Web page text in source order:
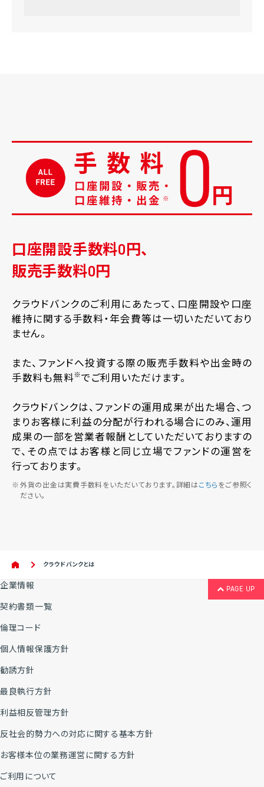
口座開設手数料0円、
販売手数料0円
クラウドバンクのご利用にあたって、口座開設や口座
維持に関する手数料・年会費等は一切いただいており
ません。
また、ファンドへ投資する際の販売手数料や出金時の
手数料も無料※でご利用いただけます。
クラウドバンクは、ファンドの運用成果が出た場合、つ
まりお客様に利益の分配が行われる場合にのみ、運用
成果の一部を営業者報酬としていただいておりますの
で、その点ではお客様と同じ立場でファンドの運営を
行っております。
※外貨の出金は実費手数料をいただいております。詳細はこちらをご参照く
ださい。
クラウドバンクとは
PAGE UP
企業情報
契約書類一覧
倫理コード
個人情報保護方針
勧誘方針
最良執行方針
利益相反管理方針
反社会的勢力への対応に関する基本方針
お客様本位の業務運営に関する方針
ご利用について